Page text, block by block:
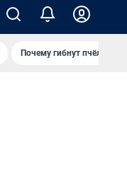
Почему гибнут пчёлы?